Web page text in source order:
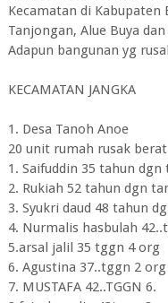
Kecamatan di Kabupaten
Tanjongan, Alue Buya
Adapun bangunan yg
KECAMATAN JANGKA
1. Desa Tanoh Anoe
20 unit rumah rusak
1. Saifuddin 35 tahun
2. Rukiah 52 tahun dgn
3. Syukri daud 48 tahun
4. Nurmalis hasbulah
5.arsal jalil 35 tggn 4 org
6. Agustina 37..tggn 2 org
7. MUSTAFA 42..TGGN 6.